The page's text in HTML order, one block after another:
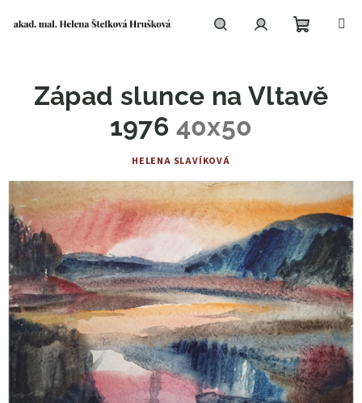
košík
Západ slunce na Vltavě
1976 40x50
HELENA SLAVÍKOVÁ